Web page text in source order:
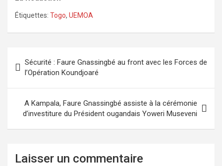
Étiquettes: Togo, UEMOA
de
l’article
Sécurité : Faure Gnassingbé au front avec les Forces de
l’Opération Koundjoaré
A Kampala, Faure Gnassingbé assiste à la cérémonie
d’investiture du Président ougandais Yoweri Museveni
Laisser un commentaire